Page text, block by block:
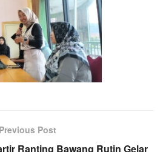
Previous Post
Ranting Bawang Rutin Gelar